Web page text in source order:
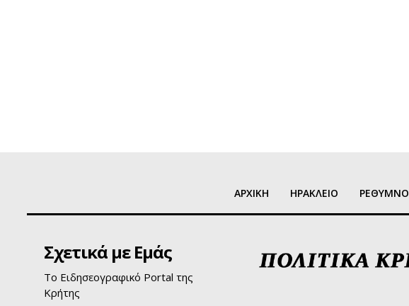
ΑΡΧΙΚΗ ΗΡΑΚΛΕΙΟ ΡΕΘΥΜΝΟ
Σχετικά με Εμάς
Το Ειδησεογραφικό Portal της
Κρήτης